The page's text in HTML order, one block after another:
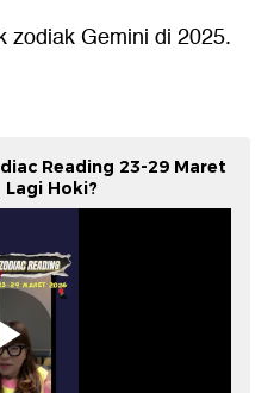
zodiak Gemini di 2025.
Reading 23-29 Maret
Lagi Hoki?